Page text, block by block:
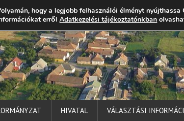
(72) 451 110 Elérhetőségek Technika segítség
HIVATAL VÁLASZTÁSI
hogy a legjobb felhasználói élményt nyújthassa
errőlAdatkezelési tájékoztatónkban